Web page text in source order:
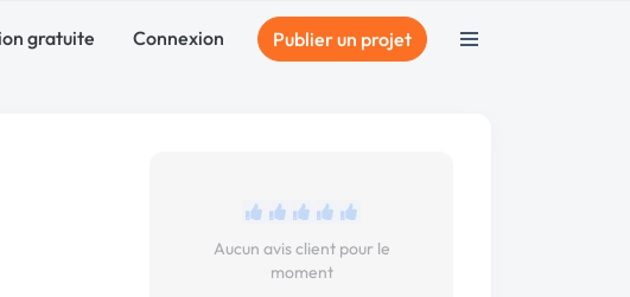
gratuite Connexion Publier un projet
Aucun avis client pour le
moment